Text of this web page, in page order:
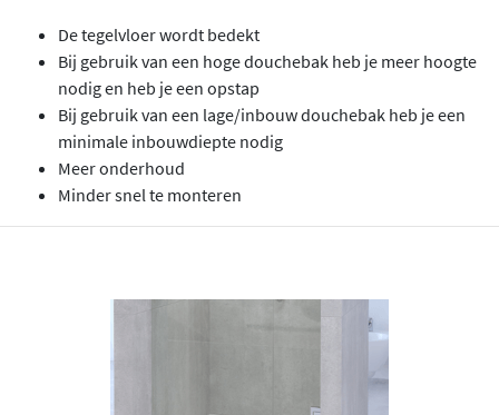
De tegelvloer wordt bedekt
Bij gebruik van een hoge douchebak heb je meer hoogte
nodig en heb je een opstap
Bij gebruik van een lage/inbouw douchebak heb je een
minimale inbouwdiepte nodig
Meer onderhoud
Minder snel te monteren